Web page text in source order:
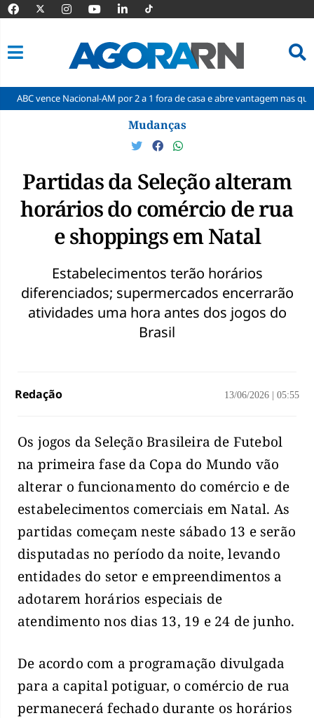
Nacional-AM por 2 a 1 fora de casa e abre vantagem nas quartas
Mudanças
Partidas da Seleção alteram
horários do comércio de rua
e shoppings em Natal
Estabelecimentos terão horários
diferenciados; supermercados encerrarão
atividades uma hora antes dos jogos do
Brasil
Redação 13/06/2026 05:55
Os jogos da Seleção Brasileira de Futebol
na primeira fase da Copa do Mundo vão
alterar o funcionamento do comércio e de
estabelecimentos comerciais em Natal. As
partidas começam neste sábado 13 e serão
disputadas no período da noite, levando
entidades do setor e empreendimentos a
adotarem horários especiais de
atendimento nos dias 13, 19 e 24 de junho.
De acordo com a programação divulgada
para a capital potiguar, o comércio de rua
permanecerá fechado durante os horários